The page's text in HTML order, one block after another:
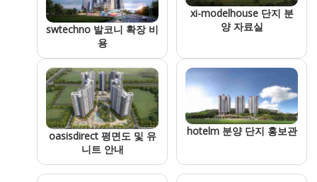
swtechno 발코니 확장 비
용
xi-modelhouse 단지 분
양 자료실
oasisdirect 평면도 및 유
니트 안내
hotelm 분양 단지 홍보관